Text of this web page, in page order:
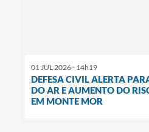
01 JUL 2026 - 14h19
DEFESA CIVIL ALERTA
DO AR E AUMENTO DO
EM MONTE MOR